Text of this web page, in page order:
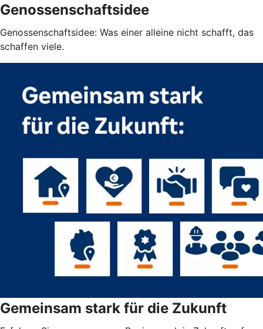
Genossenschaftsidee
Genossenschaftsidee: Was einer alleine nicht schafft, das
schaffen viele.
Gemeinsam stark für die Zukunft